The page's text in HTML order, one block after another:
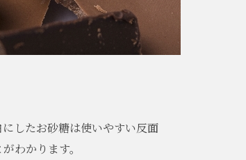
したお砂糖は使いやすい反面
わかります。